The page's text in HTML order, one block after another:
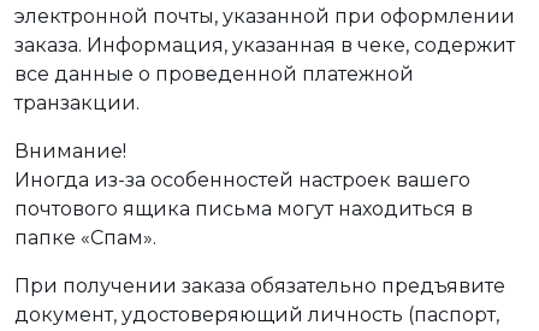
электронной почты, указанной при оформлении
заказа. Информация, указанная в чеке, содержит
все данные о проведенной платежной
транзакции.
Внимание!
Иногда из-за особенностей настроек вашего
почтового ящика письма могут находиться в
папке «Спам».
При получении заказа обязательно предъявите
документ, удостоверяющий личность (паспорт,